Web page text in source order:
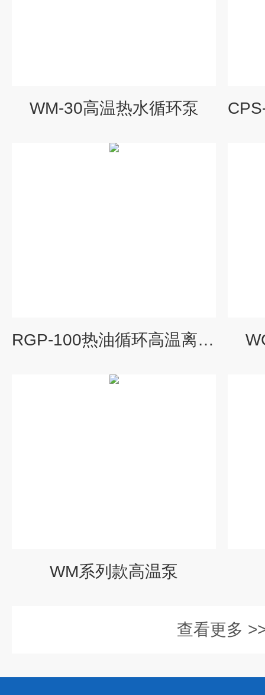
WM-30高温热水循环泵
RGP-100热油循环高温离心泵
WM系列款高温泵
查看更多